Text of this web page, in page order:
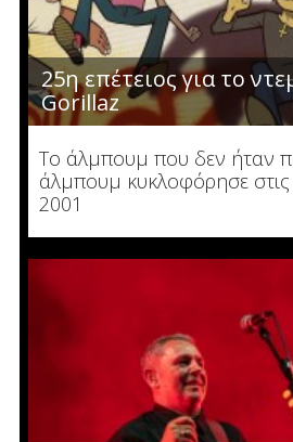
25η επέτειος για το
Gorillaz
Το άλμπουμ που δεν ήταν
άλμπουμ κυκλοφόρησε
2001